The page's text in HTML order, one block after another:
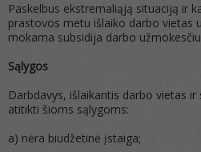
Paskelbus ekstremaliąją situaciją ir
prastovos metu išlaiko darbo vietas
mokama subsidija darbo
Sąlygos
Darbdavys, išlaikantis darbo vietas
atitikti šioms sąlygoms:
a) nėra biudžetinė įstaiga;